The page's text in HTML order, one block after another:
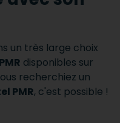
un très large choix
disponibles sur
recherchiez un
PMR, c'est possible !